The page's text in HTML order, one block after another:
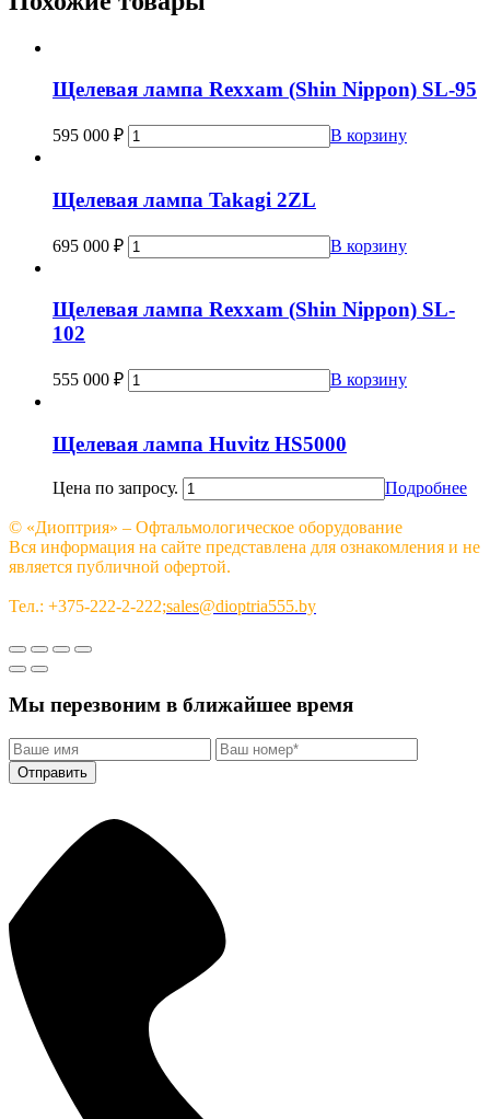
Щелевая лампа Rexxam (Shin Nippon) SL-95
595 000 ₽ В корзину
Щелевая лампа Takagi 2ZL
695 000 ₽ В корзину
Щелевая лампа Rexxam (Shin Nippon) SL-
102
555 000 ₽ В корзину
Щелевая лампа Huvitz HS5000
Цена по запросу. Подробнее
© «Диоптрия» – Офтальмологическое оборудование
Вся информация на сайте представлена для ознакомления и не
является публичной офертой.
Тел.: +375-222-2-222;sales@dioptria555.by
Мы перезвоним в ближайшее время
Отправить